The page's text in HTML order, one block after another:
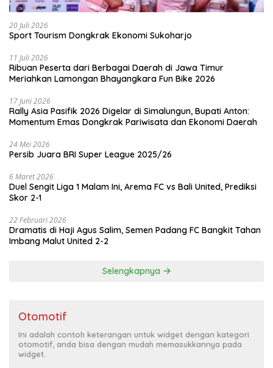
20 Juli 2026
Sport Tourism Dongkrak Ekonomi Sukoharjo
11 Juli 2026
Ribuan Peserta dari Berbagai Daerah di Jawa Timur
Meriahkan Lamongan Bhayangkara Fun Bike 2026
17 Juni 2026
Rally Asia Pasifik 2026 Digelar di Simalungun, Bupati Anton:
Momentum Emas Dongkrak Pariwisata dan Ekonomi Daerah
24 Mei 2026
Persib Juara BRI Super League 2025/26
6 Maret 2026
Duel Sengit Liga 1 Malam Ini, Arema FC vs Bali United, Prediksi
Skor 2-1
22 Februari 2026
Dramatis di Haji Agus Salim, Semen Padang FC Bangkit Tahan
Imbang Malut United 2-2
Selengkapnya
Otomotif
Ini adalah contoh keterangan untuk widget dengan kategori
otomotif, anda bisa dengan mudah memasukkannya pada
widget.